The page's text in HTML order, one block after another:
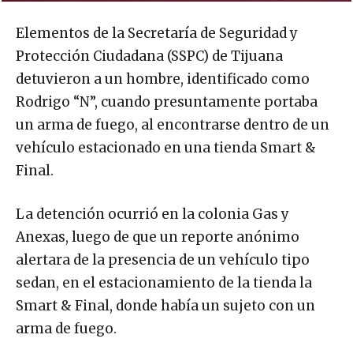
Elementos de la Secretaría de Seguridad y
Protección Ciudadana (SSPC) de Tijuana
detuvieron a un hombre, identificado como
Rodrigo “N”, cuando presuntamente portaba
un arma de fuego, al encontrarse dentro de un
vehículo estacionado en una tienda Smart &
Final.
La detención ocurrió en la colonia Gas y
Anexas, luego de que un reporte anónimo
alertara de la presencia de un vehículo tipo
sedan, en el estacionamiento de la tienda la
Smart & Final, donde había un sujeto con un
arma de fuego.